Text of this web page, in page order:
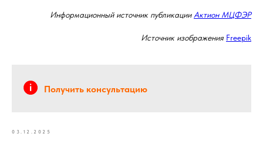
Информационный источник публикации Актион МЦФЭР
Источник изображения Freepik
Получить консультацию
03.12.2025